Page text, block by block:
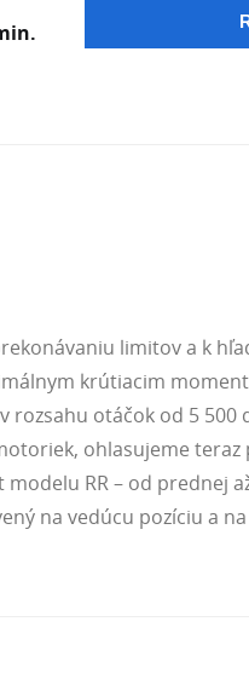
limitov a k
krútiacim
otáčok od 5 500
ohlasujeme
RR – od prednej
na vedúcu pozíciu a na